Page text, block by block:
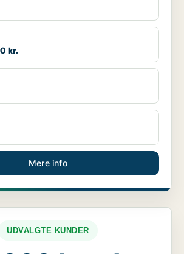
kr.
Mere info
UDVALGTE KUNDER